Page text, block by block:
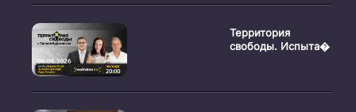
Территория
свободы. Испыта�